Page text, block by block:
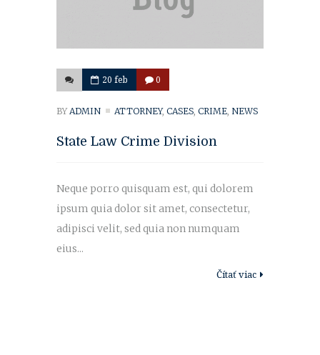
20 feb 0
BY ADMIN ATTORNEY, CASES CRIME NEWS
State Law Crime Division
Neque porro quisquam est, qui dolorem
ipsum quia dolor sit amet, consectetur,
adipisci velit, sed quia non numquam
eius...
Čítať viac